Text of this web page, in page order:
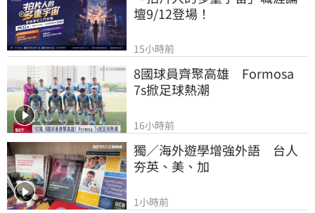
壇9/12登場！
15小時前
8國球員齊聚高雄　Formosa
7s掀足球熱潮
16小時前
獨／海外遊學增強外語　台人
夯英、美、加
1小時前